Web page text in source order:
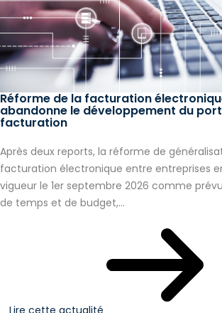
Réforme de la facturation
abandonne le développement du
facturation
Après deux reports, la réforme de
facturation électronique entre entreprises
vigueur le 1er septembre 2026 comme
de temps et de budget,...
Lire cette actualité